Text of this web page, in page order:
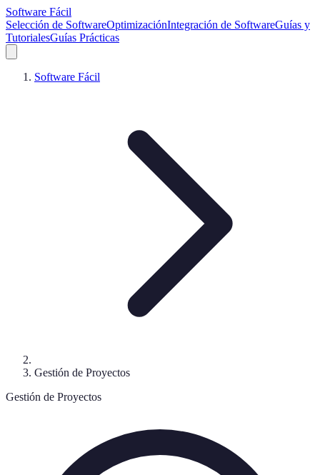
Software Fácil
Selección de SoftwareOptimizaciónIntegración de SoftwareGuías y
TutorialesGuías Prácticas
Software Fácil
Gestión de Proyectos
Gestión de Proyectos